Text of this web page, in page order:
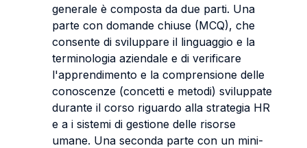
generale è composta da due parti. Una
parte con domande chiuse (MCQ), che
consente di sviluppare il linguaggio e la
terminologia aziendale e di verificare
l'apprendimento e la comprensione delle
conoscenze (concetti e metodi) sviluppate
durante il corso riguardo alla strategia HR
e a i sistemi di gestione delle risorse
umane. Una seconda parte con un mini-